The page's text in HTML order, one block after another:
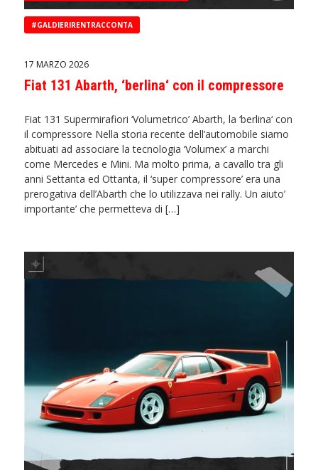
#GALDIERIRENTRACCONTA
17 MARZO 2026
Fiat 131 Abarth, ‘berlina‘ con il compressore
Fiat 131 Supermirafiori ‘Volumetrico’ Abarth, la ‘berlina‘ con
il compressore Nella storia recente dell’automobile siamo
abituati ad associare la tecnologia ‘Volumex’ a marchi
come Mercedes e Mini. Ma molto prima, a cavallo tra gli
anni Settanta ed Ottanta, il ‘super compressore’ era una
prerogativa dell’Abarth che lo utilizzava nei rally. Un aiuto’
importante’ che permetteva di […]